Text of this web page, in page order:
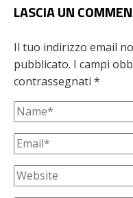
LASCIA UN
Il tuo indirizzo email
pubblicato. I campi
contrassegnati *